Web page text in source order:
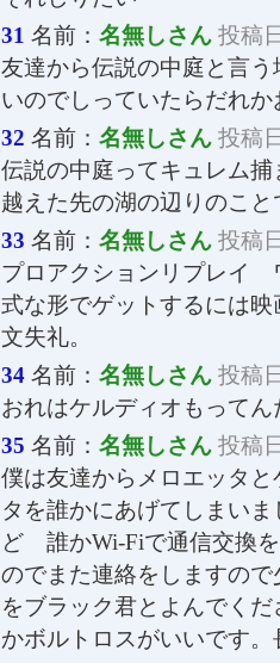
31 名前： 名無しさん 投稿
友達から伝説の中庭と言
いのでしっていたらだれか
32 名前： 名無しさん 投稿
伝説の中庭ってキュレム
越えた先の湖の辺りのこと
33 名前： 名無しさん 投稿
プロアクションリプレ
式な形でゲットするには
文失礼。
34 名前： 名無しさん 投稿
おれはケルディオもって
35 名前： 名無しさん 投稿
僕は友達からメロエッタ
タを誰かにあげてしまい
ど 誰かWi-Fiで通信交換
のでまた連絡をしますの
をブラック君とよんでく
かボルトロスがいいです